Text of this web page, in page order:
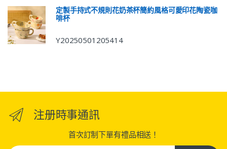
定製手持式不規則花奶茶杯簡約風格可愛印花陶瓷咖
啡杯
Y20250501205414
注册時事通訊
首次訂制下單有禮品相送！